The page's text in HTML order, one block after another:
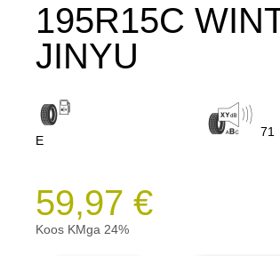
195R15C
JINYU
E
71
59,97 €
Koos KMga 24%